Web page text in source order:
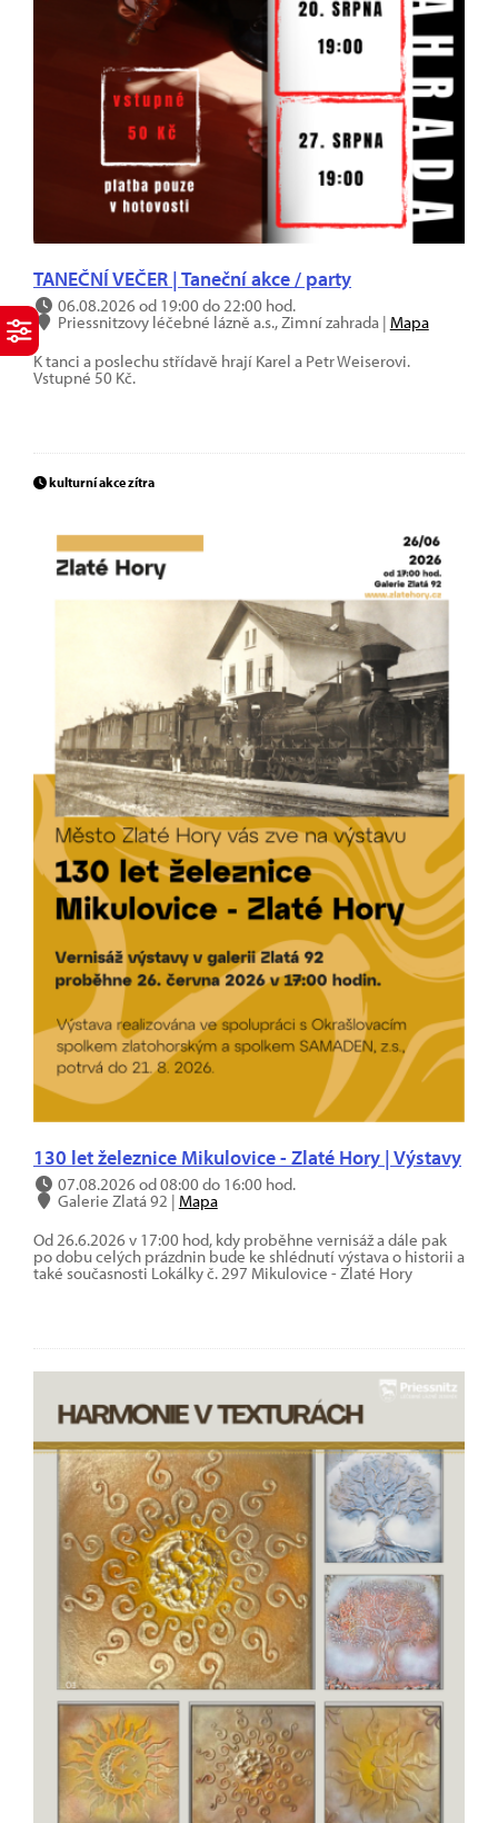
TANEČNÍ VEČER | Taneční akce / party
06.08.2026 od 19:00 do 22:00 hod.
Priessnitzovy léčebné lázně a.s., Zimní zahrada | Mapa
K tanci a poslechu střídavě hrají Karel a Petr Weiserovi.
Vstupné 50 Kč.
kulturní akce zítra
130 let železnice Mikulovice - Zlaté Hory | Výstavy
07.08.2026 od 08:00 do 16:00 hod.
Galerie Zlatá 92 | Mapa
Od 26.6.2026 v 17:00 hod, kdy proběhne vernisáž a dále pak
po dobu celých prázdnin bude ke shlédnutí výstava o historii a
také současnosti Lokálky č. 297 Mikulovice - Zlaté Hory